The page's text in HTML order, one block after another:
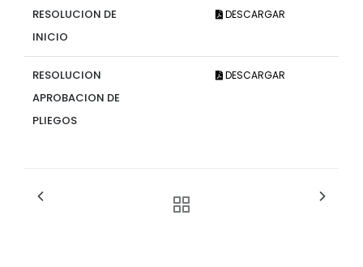
RESOLUCION DE
INICIO
DESCARGAR
RESOLUCION
APROBACION DE
PLIEGOS
DESCARGAR